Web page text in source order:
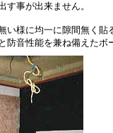
す事が出来ません。
い様に均一に隙間無く
防音性能を兼ね備えたボ